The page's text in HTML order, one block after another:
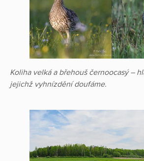
Koliha velká a břehouš černoocasý –
jejichž vyhnízdění doufáme.